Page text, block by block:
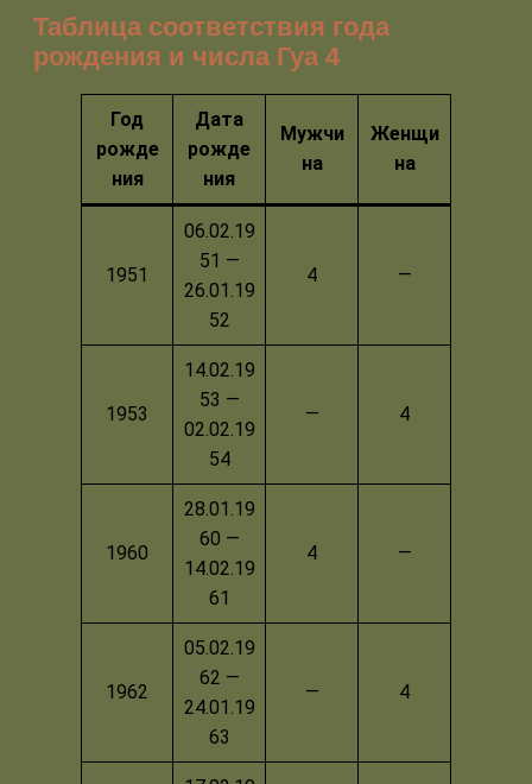
Таблица соответствия года
рождения и числа Гуа 4
Год
рожде
ния
Дата
рожде
ния
Мужчи
на
Женщи
на
1951
06.02.19
51 —
26.01.19
52
4 —
1953
14.02.19
53 —
02.02.19
54
— 4
1960
28.01.19
60 —
14.02.19
61
4 —
1962
05.02.19
62 —
24.01.19
63
— 4